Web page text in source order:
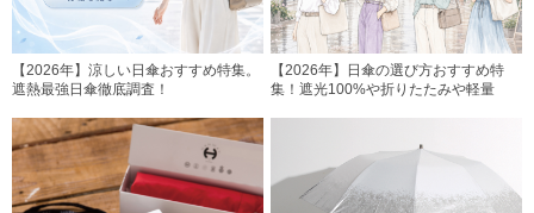
【2026年】涼しい日傘おすすめ特集。
遮熱最強日傘徹底調査！
【2026年】日傘の選び方おすすめ特
集！遮光100%や折りたたみや軽量